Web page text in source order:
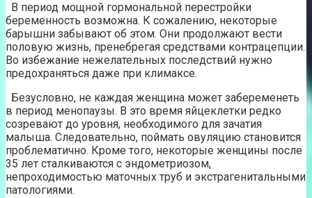
В период мощной гормональной перестройки
беременность возможна. К сожалению, некоторые
барышни забывают об этом. Они продолжают вести
половую жизнь, пренебрегая средствами контрацепции.
Во избежание нежелательных последствий нужно
предохраняться даже при климаксе.
Безусловно, не каждая женщина может забеременеть
в период менопаузы. В это время яйцеклетки редко
созревают до уровня, необходимого для зачатия
малыша. Следовательно, поймать овуляцию становится
проблематично. Кроме того, некоторые женщины после
35 лет сталкиваются с эндометриозом,
непроходимостью маточных труб и экстрагенитальными
патологиями.